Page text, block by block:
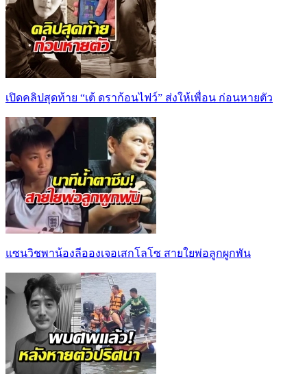
เปิดคลิปสุดท้าย “เต้ ดราก้อนไฟว์” ส่งให้เพื่อน ก่อนหายตัว
แซนวิชพาน้องลีอองเจอเสกโลโซ สายใยพ่อลูกผูกพัน